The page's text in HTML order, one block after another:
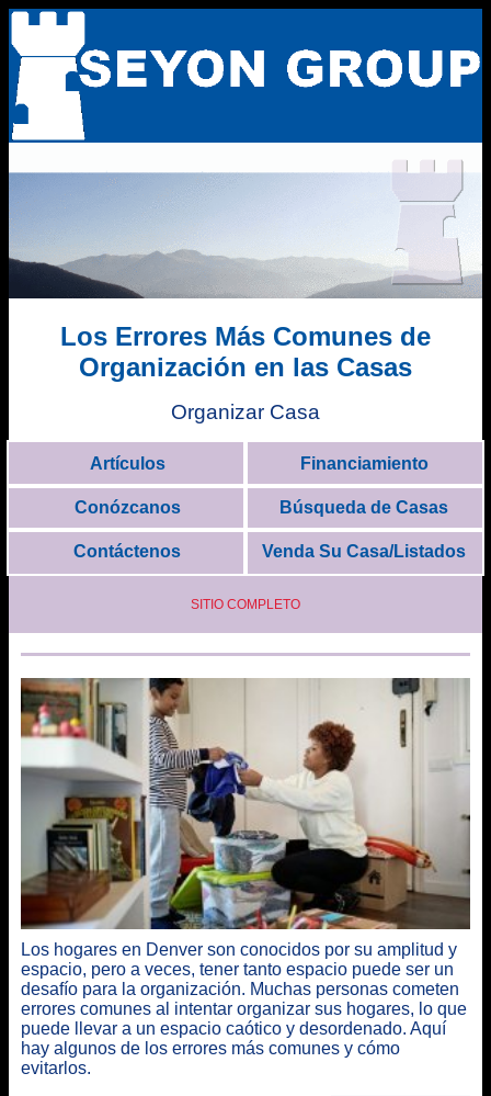
Los Errores Más Comunes de
Organización en las Casas
Organizar Casa
Artículos Financiamiento
Conózcanos Búsqueda de Casas
Contáctenos Venda Su Casa/Listados
SITIO COMPLETO
Los hogares en Denver son conocidos por su amplitud y
espacio, pero a veces, tener tanto espacio puede ser un
desafío para la organización. Muchas personas cometen
errores comunes al intentar organizar sus hogares, lo que
puede llevar a un espacio caótico y desordenado. Aquí
hay algunos de los errores más comunes y cómo
evitarlos.